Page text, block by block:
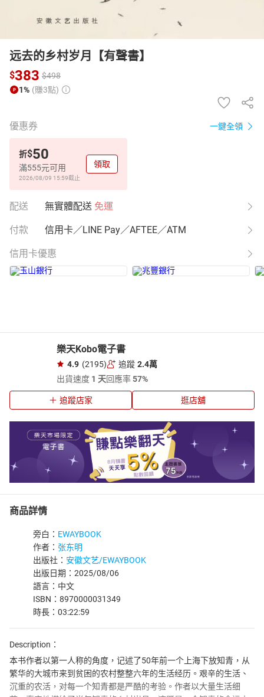
远去的乡村岁月【有聲書】
$383 $498
1% (賺3點)
優惠券 一鍵全領
折$50
滿555元可用
2026/08/09 15:59截止
領取
配送 無實體配送 免運
付款 信用卡／LINE Pay／AFTEE／ATM
信用卡優惠
樂天Kobo電子書
4.9 (2195) 追蹤 2.4萬
出貨速度 1 天回應率57%
追蹤店家 逛店舖
商品詳情
旁白： EWAYBOOK
作者： 张东明
出版社： 安徽文艺/EWAYBOOK
出版日期：2025/08/06
語言：中文
ISBN：8970000031349
時長：03:22:59
Description：
本书作者以第一人称的角度，记述了50年前一个上海下放知青，从
繁华的大城市来到贫困的农村整整六年的生活经历。艰辛的生活、
沉重的农活，对每一个知青都是严酷的考验。作者以大量生活细